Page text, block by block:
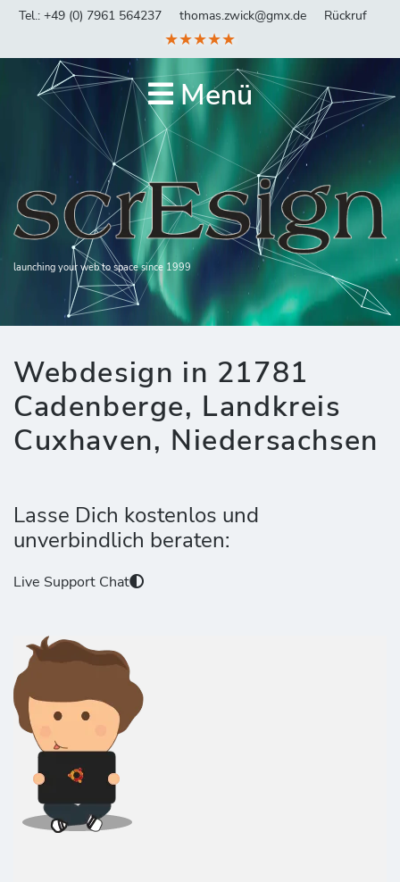
Tel.: +49 (0) 7961 564237 thomas.zwick@gmx.de Rückruf
★★★★★
Menü
launching your web to space since 1999
Webdesign in 21781
Cadenberge, Landkreis
Cuxhaven, Niedersachsen
Lasse Dich kostenlos und
unverbindlich beraten:
Live Support Chat